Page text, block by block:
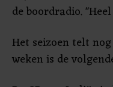
de boordradio.
Het seizoen telt
weken is de